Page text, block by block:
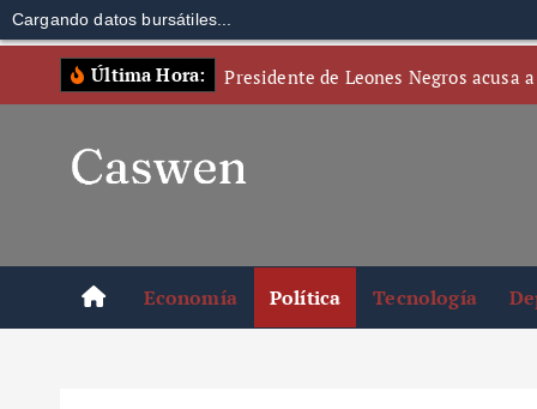
Cargando datos bursátiles...
Última Hora: Presidente de Leones Negros acusa
Economía Política Tecnología